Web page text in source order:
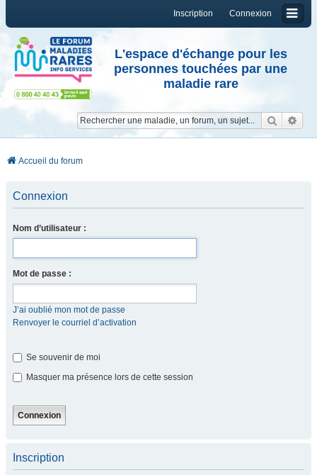
Connexion
Inscription
L'espace d'échange pour les
personnes touchées par une
maladie rare
Accueil du forum
Connexion
Nom d’utilisateur :
Mot de passe :
J’ai oublié mon mot de passe
Renvoyer le courriel d’activation
Se souvenir de moi
Masquer ma présence lors de cette session
Inscription